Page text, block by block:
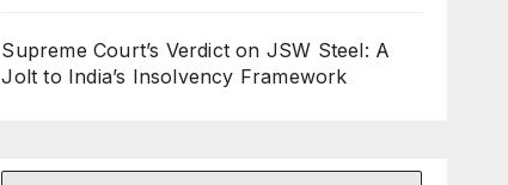
Supreme Court’s Verdict on JSW Steel: A
Jolt to India’s Insolvency Framework